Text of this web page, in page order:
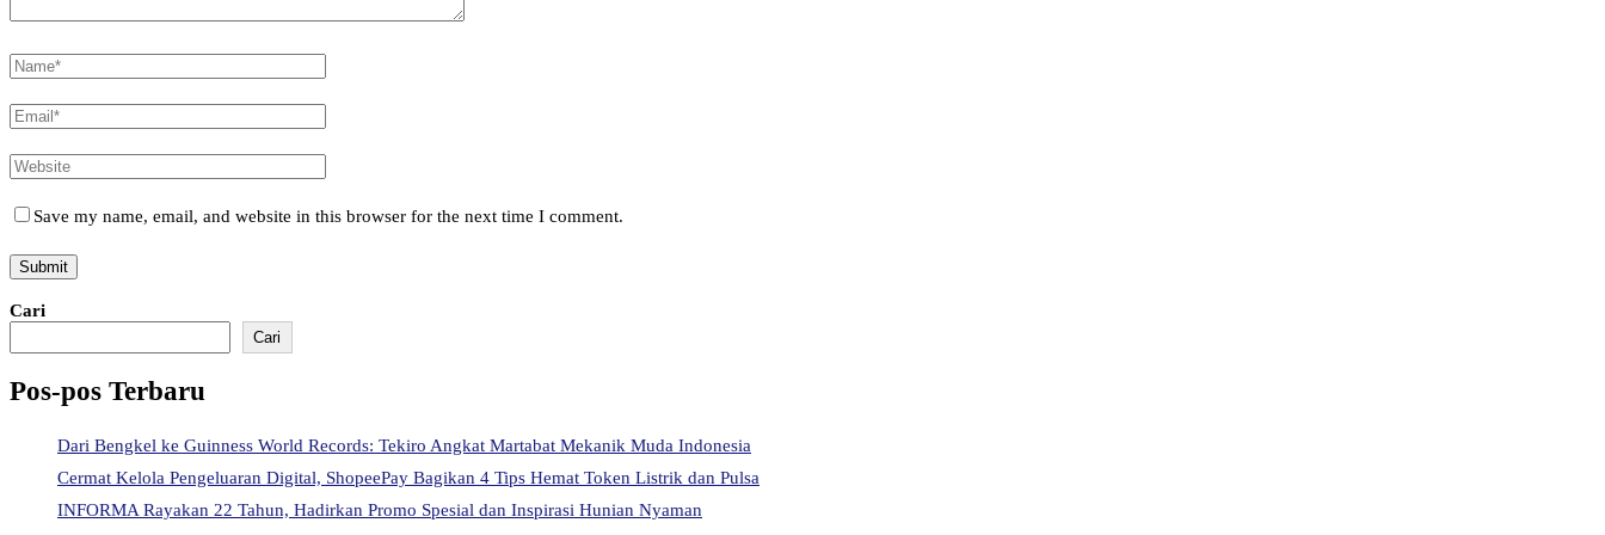
Save my name, email, and website in this browser for the next time I comment.
Cari
Cari
Pos-pos Terbaru
Dari Bengkel ke Guinness World Records: Tekiro Angkat Martabat Mekanik Muda Indonesia
Cermat Kelola Pengeluaran Digital, ShopeePay Bagikan 4 Tips Hemat Token Listrik dan Pulsa
INFORMA Rayakan 22 Tahun, Hadirkan Promo Spesial dan Inspirasi Hunian Nyaman